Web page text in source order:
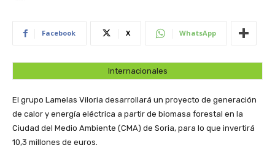
Facebook X WhatsApp
Internacionales
El grupo Lamelas Viloria desarrollará un proyecto de generación
de calor y energía eléctrica a partir de biomasa forestal en la
Ciudad del Medio Ambiente (CMA) de Soria, para lo que invertirá
10,3 millones de euros.